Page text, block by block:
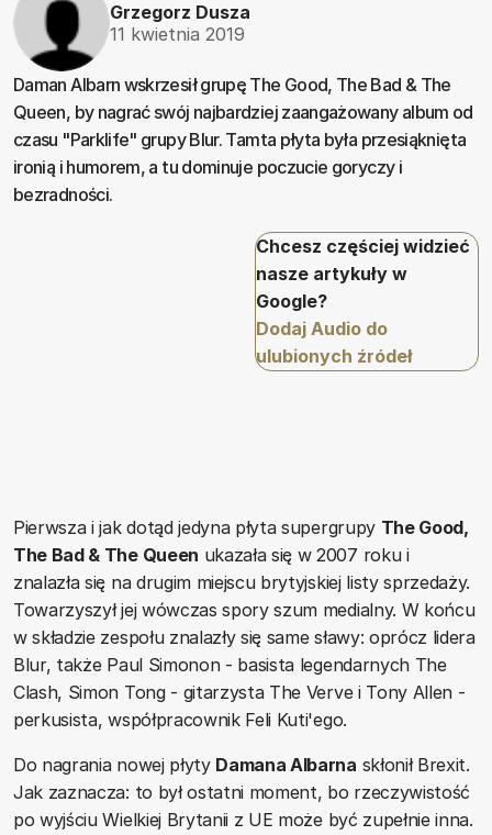
Grzegorz Dusza
11 kwietnia 2019
Daman Albarn wskrzesił grupę The Good, The Bad & The
Queen, by nagrać swój najbardziej zaangażowany album od
czasu "Parklife" grupy Blur. Tamta płyta była przesiąknięta
ironią i humorem, a tu dominuje poczucie goryczy i
bezradności.
Chcesz częściej widzieć
nasze artykuły w
Google?
Dodaj Audio do
ulubionych źródeł
Pierwsza i jak dotąd jedyna płyta supergrupy The Good,
The Bad & The Queen ukazała się w 2007 roku i
znalazła się na drugim miejscu brytyjskiej listy sprzedaży.
Towarzyszył jej wówczas spory szum medialny. W końcu
w składzie zespołu znalazły się same sławy: oprócz lidera
Blur, także Paul Simonon - basista legendarnych The
Clash, Simon Tong - gitarzysta The Verve i Tony Allen -
perkusista, współpracownik Feli Kuti'ego.
Do nagrania nowej płyty Damana Albarna skłonił Brexit.
Jak zaznacza: to był ostatni moment, bo rzeczywistość
po wyjściu Wielkiej Brytanii z UE może być zupełnie inna.